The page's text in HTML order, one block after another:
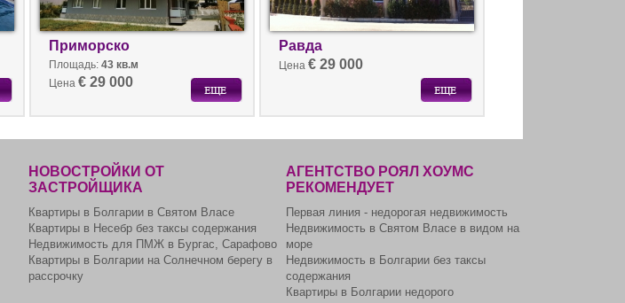
Приморско
Площадь: 43 кв.м
Цена € 29 000
Равда
Цена € 29 000
НОВОСТРОЙКИ ОТ
ЗАСТРОЙЩИКА
Квартиры в Болгарии в Святом Власе
Квартиры в Несебр без таксы содержания
Недвижимость для ПМЖ в Бургас, Сарафово
Квартиры в Болгарии на Солнечном берегу в
рассрочку
АГЕНТСТВО РОЯЛ ХОУМС
РЕКОМЕНДУЕТ
Первая линия - недорогая недвижимость
Недвижимость в Святом Власе в видом на
море
Недвижимость в Болгарии без таксы
содержания
Квартиры в Болгарии недорого